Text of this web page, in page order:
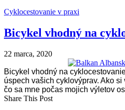
Cyklocestovanie v praxi
Bicykel vhodný na
22 marca, 2020
Bicykel vhodný na
úspech vašich cyklovýprav. Ako
čo sa mne počas mojich výletov
Share This Post